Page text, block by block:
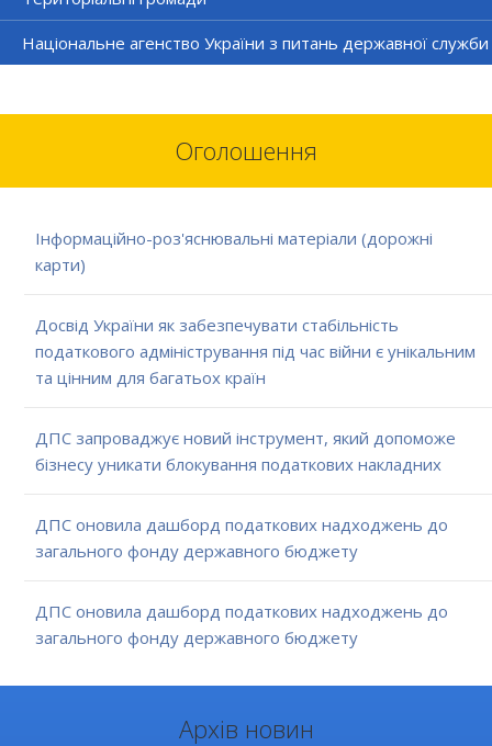
Національне агенство України з питань державної служби
Оголошення
Інформаційно-роз'яснювальні матеріали (дорожні
карти)
Досвід України як забезпечувати стабільність
податкового адміністрування під час війни є унікальним
та цінним для багатьох країн
ДПС запроваджує новий інструмент, який допоможе
бізнесу уникати блокування податкових накладних
ДПС оновила дашборд податкових надходжень до
загального фонду державного бюджету
ДПС оновила дашборд податкових надходжень до
загального фонду державного бюджету
Архів новин